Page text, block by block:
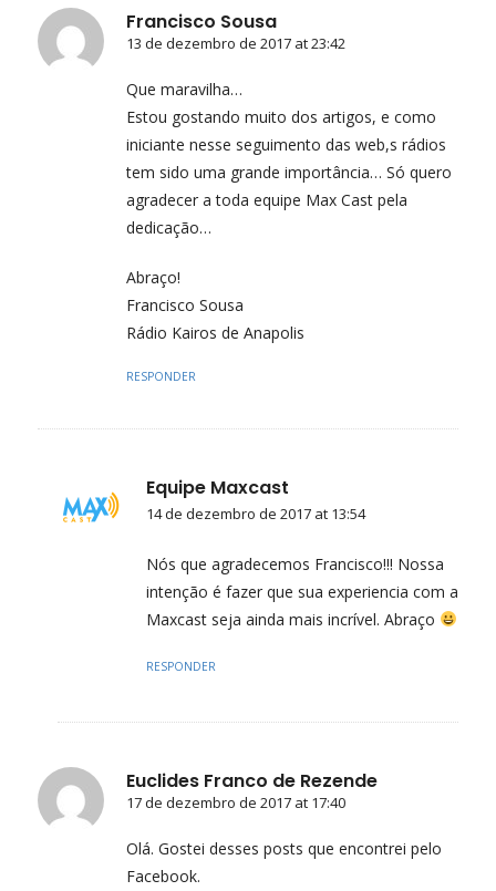
Francisco Sousa
13 de dezembro de 2017 at 23:42
Que maravilha…
Estou gostando muito dos artigos, e como
iniciante nesse seguimento das web,s rádios
tem sido uma grande importância… Só quero
agradecer a toda equipe Max Cast pela
dedicação…
Abraço!
Francisco Sousa
Rádio Kairos de Anapolis
RESPONDER
Equipe Maxcast
14 de dezembro de 2017 at 13:54
Nós que agradecemos Francisco!!! Nossa
intenção é fazer que sua experiencia com a
Maxcast seja ainda mais incrível. Abraço
RESPONDER
Euclides Franco de Rezende
17 de dezembro de 2017 at 17:40
Olá. Gostei desses posts que encontrei pelo
Facebook.